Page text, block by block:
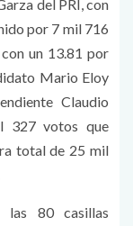
del PRI, con
por 7 mil 716
un 13.81 por
Mario Eloy
Claudio
327 votos que
total de 25 mil
las 80 casillas